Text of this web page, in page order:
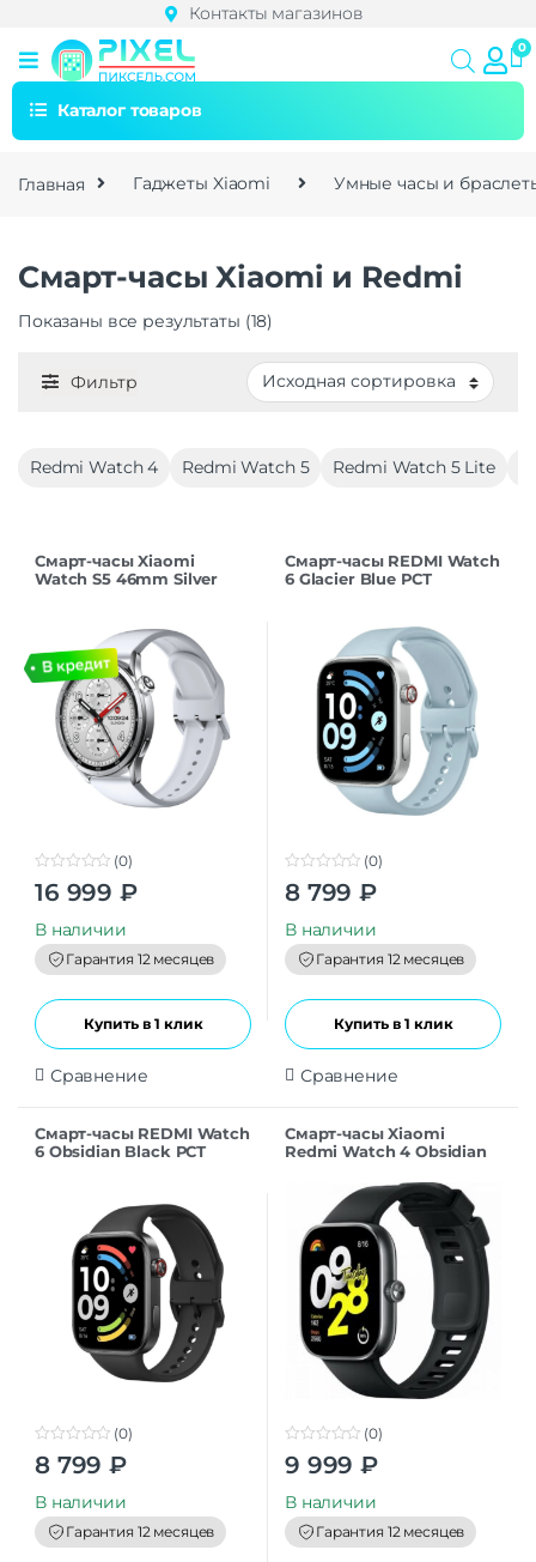
Контакты магазинов
Каталог товаров
Главная Гаджеты Xiaomi Умные часы и
Смарт-часы Xiaomi и Redmi
Показаны все результаты (18)
Фильтр
Redmi Watch 4 Redmi Watch 5 Redmi Watch 5 Lite
Смарт-часы Xiaomi
Watch S5 46mm Silver
0
t
o
f
5
(0)
16 999 ₽
В наличии
Гарантия 12 месяцев
Купить в 1 клик
Сравнение
Смарт-часы REDMI Watch
6 Glacier Blue РСТ
0
o
t
o
f
5
(0)
8 799 ₽
В наличии
Гарантия 12 месяцев
Купить в 1 клик
Сравнение
Смарт-часы REDMI Watch
6 Obsidian Black РСТ
0
o
t
o
f
5
(0)
8 799 ₽
В наличии
Гарантия 12 месяцев
Смарт-часы Xiaomi
Redmi Watch 4 Obsidian
0
o
t
o
f
5
(0)
9 999 ₽
В наличии
Гарантия 12 месяцев